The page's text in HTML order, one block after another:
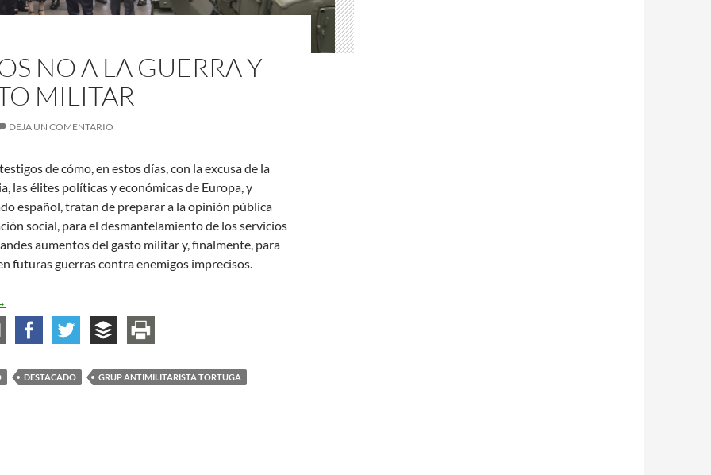
NO A LA GUERRA Y
MILITAR
DEJA UN COMENTARIO
de cómo, en estos días, con la excusa de la
las élites políticas y económicas de Europa, y
español, tratan de preparar a la opinión pública
social, para el desmantelamiento de los servicios
aumentos del gasto militar y, finalmente, para
futuras guerras contra enemigos imprecisos.
no a la guerra y al gasto militar
DESTACADO
GRUP ANTIMILITARISTA TORTUGA